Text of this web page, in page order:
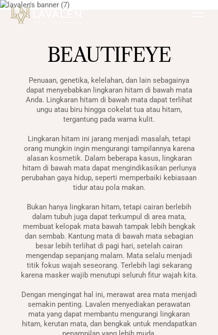
Skip
content
BEAUTIFEYE
Penuaan, genetika, kelelahan, dan lain sebagainya
dapat menyebabkan lingkaran hitam di bawah mata
Anda. Lingkaran hitam di bawah mata dapat terlihat
ungu atau biru hingga cokelat tua atau hitam,
tergantung pada warna kulit.
Lingkaran hitam ini jarang menjadi masalah, tetapi
orang mungkin ingin mengurangi tampilannya karena
alasan kosmetik. Dalam beberapa kasus, lingkaran
hitam di bawah mata dapat mengindikasikan perlunya
perubahan gaya hidup, seperti memperbaiki kebiasaan
tidur atau pola makan.
Bukan hanya lingkaran hitam, tetapi cairan berlebih
dalam tubuh juga dapat terkumpul di area mata,
membuat kelopak mata bawah tampak lebih bengkak
dan sembab. Kantung mata di bawah mata sebagian
besar lebih terlihat di pagi hari, setelah cairan
mengendap sepanjang malam. Mata selalu menjadi
titik fokus wajah seseorang. Terlebih lagi sekarang
karena masker wajib menutupi seluruh fitur wajah kita.
Dengan mengingat hal ini, merawat area mata menjadi
semakin penting. Lavalen menyediakan perawatan
mata yang dapat membantu mengurangi lingkaran
hitam, kerutan mata, dan bengkak untuk mendapatkan